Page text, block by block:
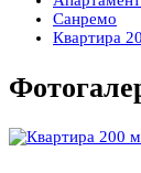
Санремо
Квартира